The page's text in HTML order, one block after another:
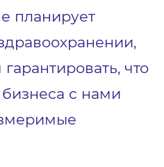
планирует
что
с нами